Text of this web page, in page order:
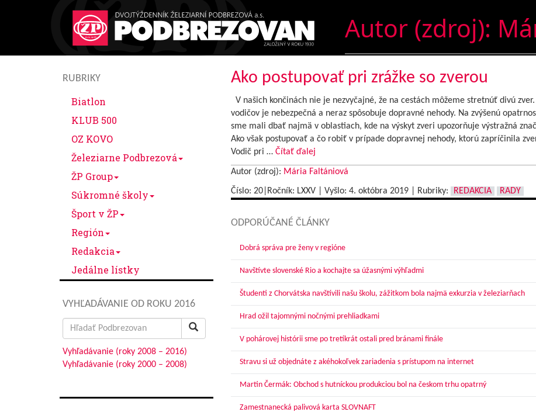
Autor (zdroj):
RUBRIKY
Biatlon
KLUB 500
OZ KOVO
Železiarne Podbrezová
ŽP Group
Súkromné školy
Šport v ŽP
Región
Redakcia
Jedálne lístky
VYHĽADÁVANIE OD ROKU 2016
Search
for:
Vyhľadávanie (roky 2008 – 2016)
Vyhľadávanie (roky 2000 – 2008)
Ako postupovať pri zrážke so zverou
V našich končinách nie je nezvyčajné, že na cestách môžeme stretnúť divú zver.
vodičov je nebezpečná a neraz spôsobuje dopravné nehody. Na zvýšenú
sme mali dbať najmä v oblastiach, kde na výskyt zveri upozorňuje výstražná
Ako však postupovať a čo robiť v prípade dopravnej nehody, ktorú zapríčinila
Vodič pri … Čítať ďalej
Autor (zdroj): Mária Faltániová
Číslo: 20|Ročník: LXXV | Vyšlo: 4. októbra 2019| Rubriky: REDAKCIA RADY
ODPORÚČANÉ ČLÁNKY
Dobrá správa pre ženy v regióne
Navštívte slovenské Rio a kochajte sa úžasnými výhľadmi
Študenti z Chorvátska navštívili našu školu, zážitkom bola najmä exkurzia v železiarňach
Hrad ožil tajomnými nočnými prehliadkami
V pohárovej histórii sme po tretíkrát ostali pred bránami finále
Stravu si už objednáte z akéhokoľvek zariadenia s prístupom na internet
Martin Čermák: Obchod s hutníckou produkciou bol na českom trhu opatrný
Zamestnanecká palivová karta SLOVNAFT